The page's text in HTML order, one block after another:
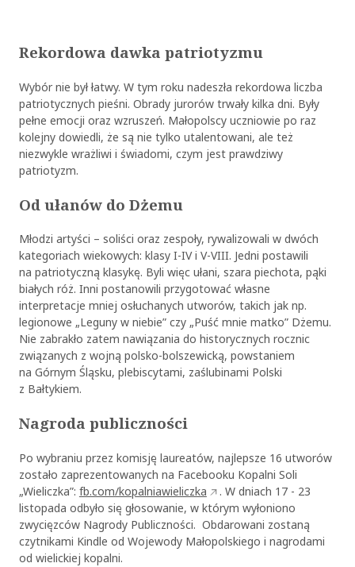
Rekordowa dawka patriotyzmu
Wybór nie był łatwy. W tym roku nadeszła rekordowa liczba
patriotycznych pieśni. Obrady jurorów trwały kilka dni. Były
pełne emocji oraz wzruszeń. Małopolscy uczniowie po raz
kolejny dowiedli, że są nie tylko utalentowani, ale też
niezwykle wrażliwi i świadomi, czym jest prawdziwy
patriotyzm.
Od ułanów do Dżemu
Młodzi artyści – soliści oraz zespoły, rywalizowali w dwóch
kategoriach wiekowych: klasy I-IV i V-VIII. Jedni postawili
na patriotyczną klasykę. Byli więc ułani, szara piechota, pąki
białych róż. Inni postanowili przygotować własne
interpretacje mniej osłuchanych utworów, takich jak np.
legionowe „Leguny w niebie” czy „Puść mnie matko” Dżemu.
Nie zabrakło zatem nawiązania do historycznych rocznic
związanych z wojną polsko-bolszewicką, powstaniem
na Górnym Śląsku, plebiscytami, zaślubinami Polski
z Bałtykiem.
Nagroda publiczności
Po wybraniu przez komisję laureatów, najlepsze 16 utworów
zostało zaprezentowanych na Facebooku Kopalni Soli
„Wieliczka”: fb.com/kopalniawieliczka
. W dniach 17 - 23
listopada odbyło się głosowanie, w którym wyłoniono
zwycięzców Nagrody Publiczności. Obdarowani zostaną
czytnikami Kindle od Wojewody Małopolskiego i nagrodami
od wielickiej kopalni.